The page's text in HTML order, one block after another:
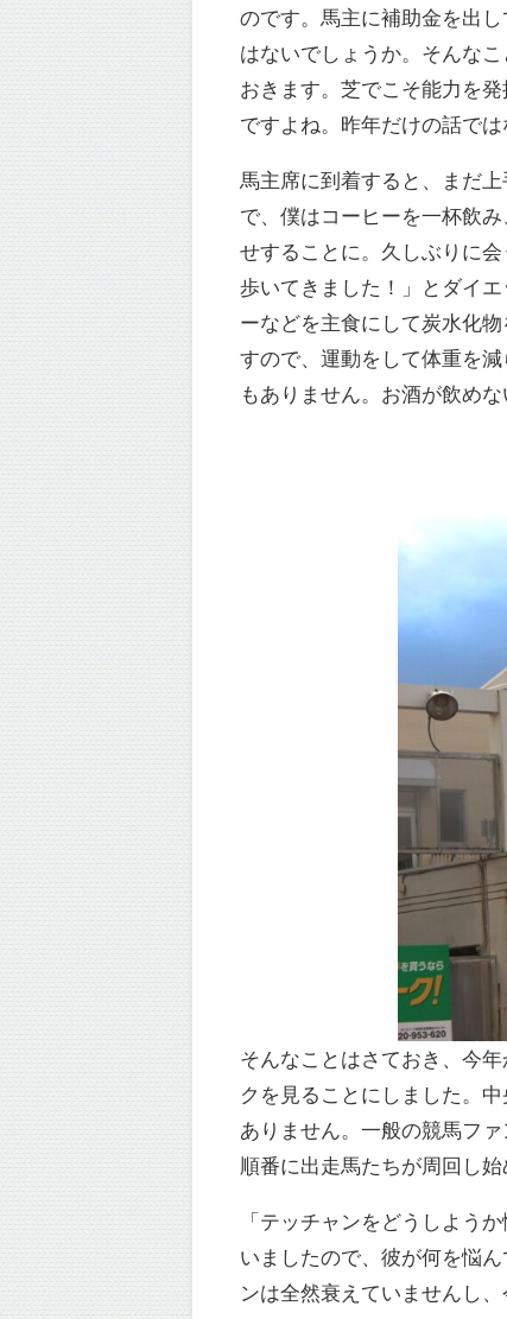
のです。馬主に補助金を出
はないでしょうか。そんな
おきます。芝でこそ能力を
ですよね。昨年だけの話で
馬主席に到着すると、まだ
で、僕はコーヒーを一杯飲
せすることに。久しぶりに
歩いてきました！」とダイ
ーなどを主食にして炭水化
すので、運動をして体重を
もありません。お酒が飲め
そんなことはさておき、今
クを見ることにしました。
ありません。一般の競馬フ
順番に出走馬たちが周回し
「テッチャンをどうしよう
いましたので、彼が何を悩
ンは全然衰えていませんし